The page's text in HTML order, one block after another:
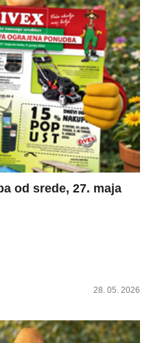
od srede, 27. maja
28. 05. 2026